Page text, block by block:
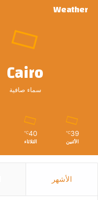
Weather
Cairo
سماء صافية
39
℃
الأثنين
40
℃
الثلاثاء
الأشهر